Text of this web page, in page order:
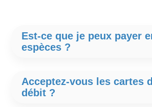
Est-ce que je peux payer
espèces ?
en espèces (MXN/USD/
Cependant, la retenue (dépôt)
Acceptez-vous les cartes
débit ?